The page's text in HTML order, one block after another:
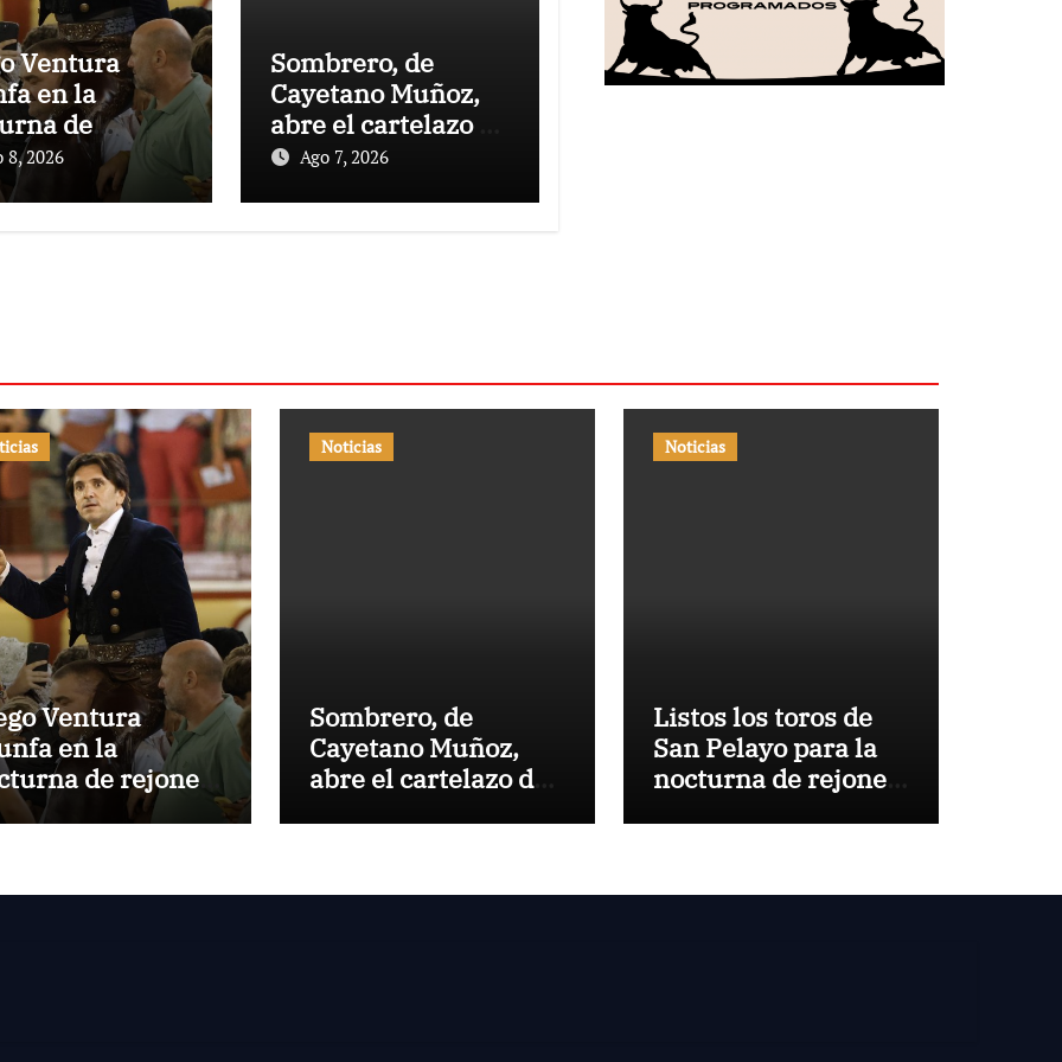
Ventura
en la
de
de El
8, 2026
Sombrero, de
Cayetano Muñoz,
abre el cartelazo de
Marbella
Ago 7, 2026
Ventura
en la
de rejones
El Puerto
Noticias
Sombrero, de
Cayetano Muñoz,
abre el cartelazo de
Noticias
Listos los toros de
San Pelayo para la
nocturna de rejones